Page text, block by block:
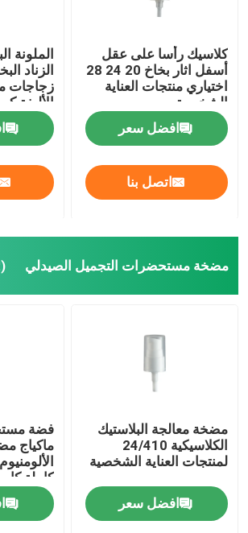
كلاسيك رأسا على عقل
أسفل اثار بخاخ 20 24 28
اختياري منتجات العناية
الشخصية
افضل سعر
اتصل بنا
الملونة
الزناد
زجاجات
الأليفة
مضخة مستحضرات التجميل الصيدلي (82)
مضخة معالجة البلاستيك
الكلاسيكية 24/410
لمنتجات العناية الشخصية
افضل سعر
فضة
ماكياج
كاملة كاب